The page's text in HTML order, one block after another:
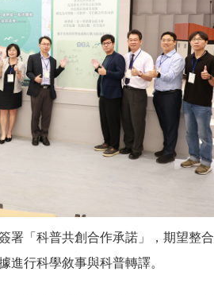
署「科普共創合作承諾」，期望整
進行科學敘事與科普轉譯。